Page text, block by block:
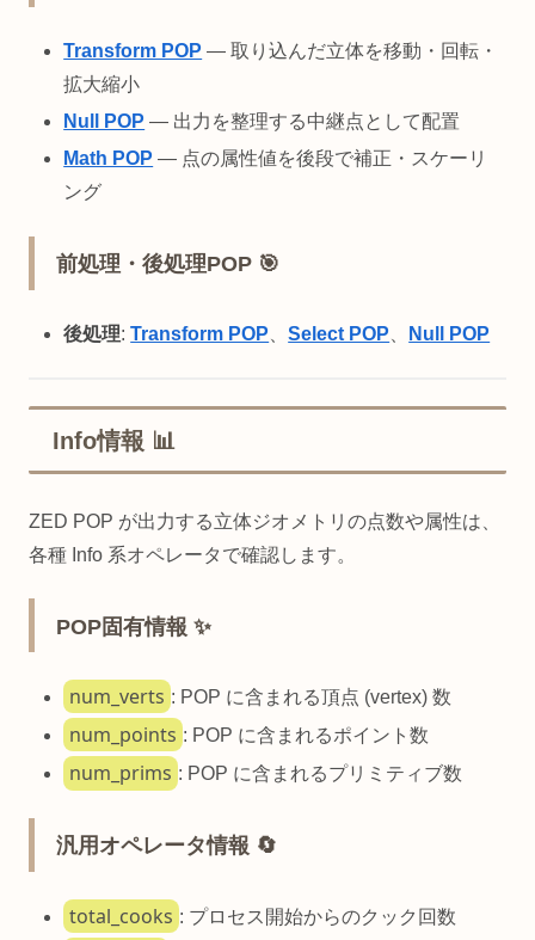
Transform POP — 取り込んだ立体を移動・回転・
拡大縮小
Null POP — 出力を整理する中継点として配置
Math POP — 点の属性値を後段で補正・スケーリ
ング
前処理・後処理POP 🎯
後処理:Transform POP 、Select POP Null POP
Info情報 📊
ZED POP が出力する立体ジオメトリの点数や属性は、
各種 Info 系オペレータで確認します。
POP固有情報 ✨
num_verts : POP に含まれる頂点 (vertex) 数
num_points : POP に含まれるポイント数
num_prims : POP に含まれるプリミティブ数
汎用オペレータ情報 🔄
total_cooks : プロセス開始からのクック回数